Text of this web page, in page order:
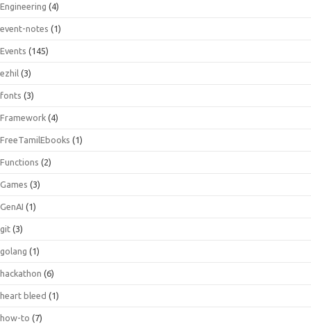
Engineering (4)
event-notes (1)
Events (145)
ezhil (3)
fonts (3)
Framework (4)
FreeTamilEbooks (1)
Functions (2)
Games (3)
GenAI (1)
git (3)
golang (1)
hackathon (6)
heart bleed (1)
how-to (7)